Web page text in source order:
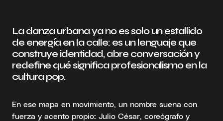
La danza urbana ya no es solo un estallido
de energía en la calle: es un lenguaje que
construye identidad, abre conversación y
redefine qué significa profesionalismo en la
cultura pop.
En ese mapa en movimiento, un nombre suena con
fuerza y acento propio: Julio César, coreógrafo y